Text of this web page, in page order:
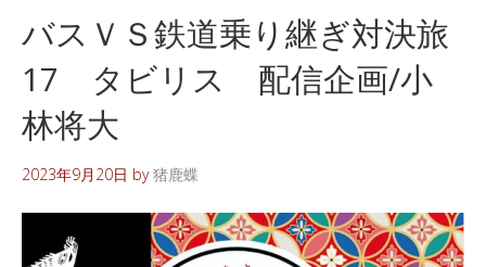
バスＶＳ鉄道乗り継ぎ対決旅
17 タビリス 配信企画/小
林将大
2023年9月20日 by猪鹿蝶